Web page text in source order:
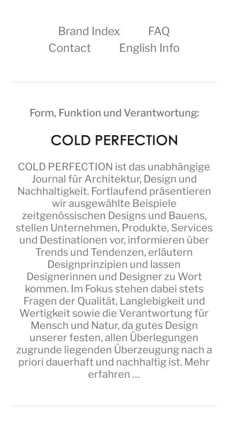
Brand Index
FAQ
Contact
English Info
Form, Funktion und Verantwortung:
COLD PERFECTION ist das unabhängige
Journal für Architektur, Design und
Nachhaltigkeit. Fortlaufend präsentieren
wir ausgewählte Beispiele
zeitgenössischen Designs und Bauens,
stellen Unternehmen, Produkte, Services
und Destinationen vor, informieren über
Trends und Tendenzen, erläutern
Designprinzipien und lassen
Designerinnen und Designer zu Wort
kommen. Im Fokus stehen dabei stets
Fragen der Qualität, Langlebigkeit und
Wertigkeit sowie die Verantwortung für
Mensch und Natur, da gutes Design
unserer festen, allen Überlegungen
zugrunde liegenden Überzeugung nach a
priori dauerhaft und nachhaltig ist. Mehr
erfahren …